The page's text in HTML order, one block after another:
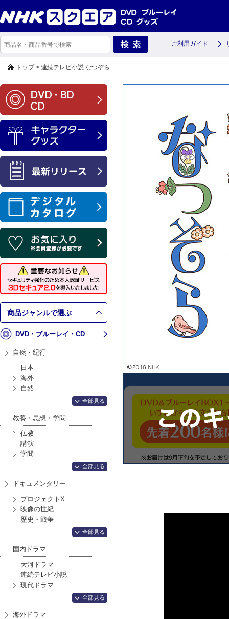
ご利用ガイド
トップ> 連続テレビ小説 なつぞら
商品ジャンルで選ぶ
DVD・ブルーレイ・CD
自然・紀行
日本
海外
自然
全部見る
教養・思想・学問
仏教
講演
学問
全部見る
ドキュメンタリー
プロジェクトX
映像の世紀
歴史・戦争
全部見る
国内ドラマ
大河ドラマ
連続テレビ小説
現代ドラマ
全部見る
海外ドラマ